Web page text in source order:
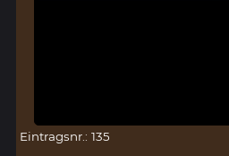
Eintragsnr.: 135